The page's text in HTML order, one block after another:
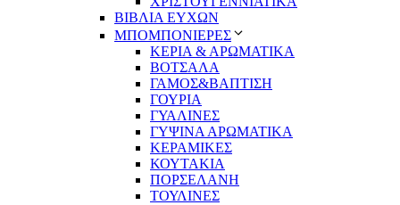
ΒΙΒΛΙΑ ΕΥΧΩΝ
ΜΠΟΜΠΟΝΙΕΡΕΣ
ΚΕΡΙΑ & ΑΡΩΜΑΤΙΚΑ
ΒΟΤΣΑΛΑ
ΓΑΜΟΣ&ΒΑΠΤΙΣΗ
ΓΟΥΡΙΑ
ΓΥΑΛΙΝΕΣ
ΓΥΨΙΝΑ ΑΡΩΜΑΤΙΚΑ
ΚΕΡΑΜΙΚΕΣ
ΚΟΥΤΑΚΙΑ
ΠΟΡΣΕΛΑΝΗ
ΤΟΥΛΙΝΕΣ